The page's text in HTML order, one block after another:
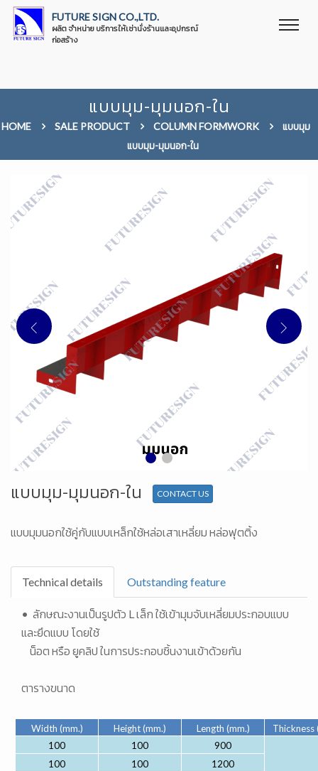
FUTURE SIGN CO.,LTD.
ผลิต จำหน่าย บริการให้เช่านั่งร้านและอุปกรณ์
ก่อสร้าง
แบบมุม-มุมนอก-ใน
HOME SALE PRODUCT COLUMN FORMWORK
แบบมุม
แบบมุม-มุมนอก-ใน
แบบมุม-มุมนอก-ใน CONTACT US
แบบมุมนอกใช้คู่กับแบบเหล็กใช้หล่อเสาเหลี่ยม หล่อฟุตติ้ง
Technical details Outstanding feature
• ลักษณะงานเป็นรูปตัว L เล็ก ใช้เข้ามุมจับเหลี่ยมประกอบแบบ
และยึดแบบ โดยใช้
น็อต หรือ ยูคลิป ในการประกอบชิ้นงานเข้าด้วยกัน
ตารางขนาด
Width (mm.) Height (mm.) Length (mm.)
Thickness
100
100 900
100 100
1200